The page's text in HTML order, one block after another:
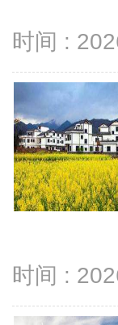
时间 :
时间 :